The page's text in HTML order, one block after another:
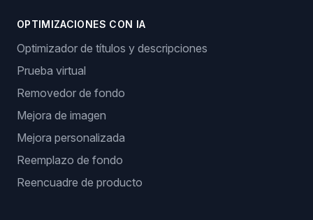
OPTIMIZACIONES CON IA
Optimizador de títulos y descripciones
Prueba virtual
Removedor de fondo
Mejora de imagen
Mejora personalizada
Reemplazo de fondo
Reencuadre de producto